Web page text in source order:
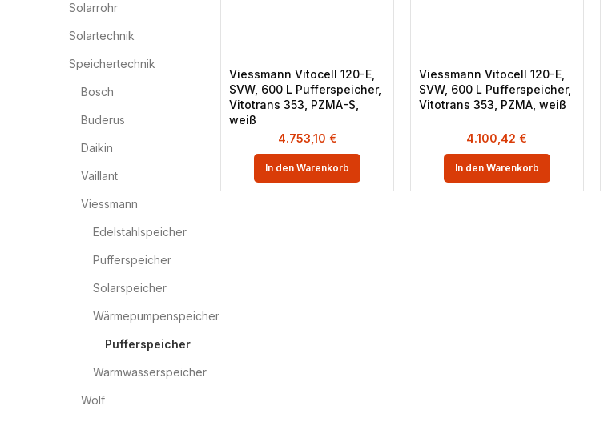
Solarrohr
Solartechnik
Speichertechnik
Bosch
Buderus
Daikin
Vaillant
Viessmann
Edelstahlspeicher
Pufferspeicher
Solarspeicher
Wärmepumpenspeicher
Pufferspeicher
Warmwasserspeicher
Wolf
Viessmann Vitocell 120-E,
SVW, 600 L Pufferspeicher,
Vitotrans 353, PZMA-S,
weiß
4.753,10 €
In den Warenkorb
Viessmann Vitocell 120-E,
SVW, 600 L Pufferspeicher,
Vitotrans 353, PZMA, weiß
4.100,42 €
In den Warenkorb